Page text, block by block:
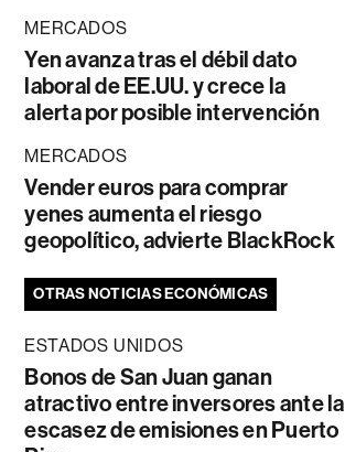
MERCADOS
Yen avanza tras el débil dato
laboral de EE.UU. y crece la
alerta por posible intervención
MERCADOS
Vender euros para comprar
yenes aumenta el riesgo
geopolítico, advierte BlackRock
OTRAS NOTICIAS ECONÓMICAS
ESTADOS UNIDOS
Bonos de San Juan ganan
atractivo entre inversores ante la
escasez de emisiones en Puerto